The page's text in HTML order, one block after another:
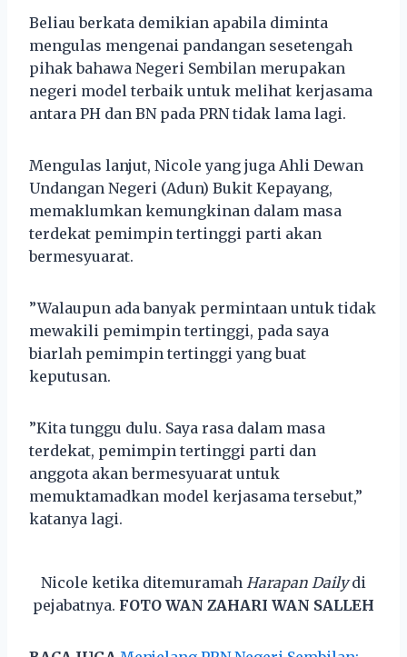
Beliau berkata demikian apabila diminta
mengulas mengenai pandangan sesetengah
pihak bahawa Negeri Sembilan merupakan
negeri model terbaik untuk melihat kerjasama
antara PH dan BN pada PRN tidak lama lagi.
Mengulas lanjut, Nicole yang juga Ahli Dewan
Undangan Negeri (Adun) Bukit Kepayang,
memaklumkan kemungkinan dalam masa
terdekat pemimpin tertinggi parti akan
bermesyuarat.
”Walaupun ada banyak permintaan untuk tidak
mewakili pemimpin tertinggi, pada saya
biarlah pemimpin tertinggi yang buat
keputusan.
”Kita tunggu dulu. Saya rasa dalam masa
terdekat, pemimpin tertinggi parti dan
anggota akan bermesyuarat untuk
memuktamadkan model kerjasama tersebut,”
katanya lagi.
Nicole ketika ditemuramah Harapan Dailydi
pejabatnya. FOTO WAN ZAHARI WAN SALLEH